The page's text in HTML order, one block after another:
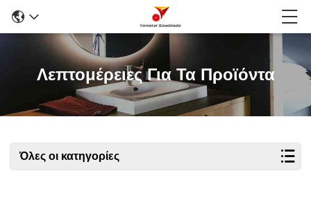
Λεπτομέρειες Για Τα Προϊόντα
Όλες οι κατηγορίες